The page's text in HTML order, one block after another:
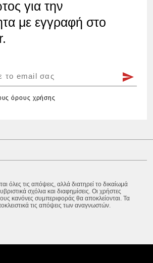
για την
με εγγραφή στο
όρους χρήσης
όλες τις απόψεις, αλλά διατηρεί το δικαίωμά
σχόλια και διαφημίσεις. Οι χρήστες
κανόνες συμπεριφοράς θα αποκλείονται. Τα
τις απόψεις των αναγνωστών.